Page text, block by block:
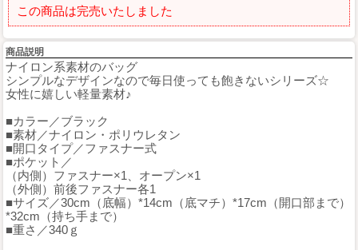
この商品は完売いたしました
商品説明
ナイロン系素材のバッグ
シンプルなデザインなので毎日使っても飽きないシリーズ☆
女性に嬉しい軽量素材♪
■カラー／ブラック
■素材／ナイロン・ポリウレタン
■開口タイプ／ファスナー式
■ポケット／
（内側）ファスナー×1、オープン×1
（外側）前後ファスナー各1
■サイズ／30cm（底幅）*14cm（底マチ）*17cm（開口部まで）
*32cm（持ち手まで）
■重さ／340ｇ